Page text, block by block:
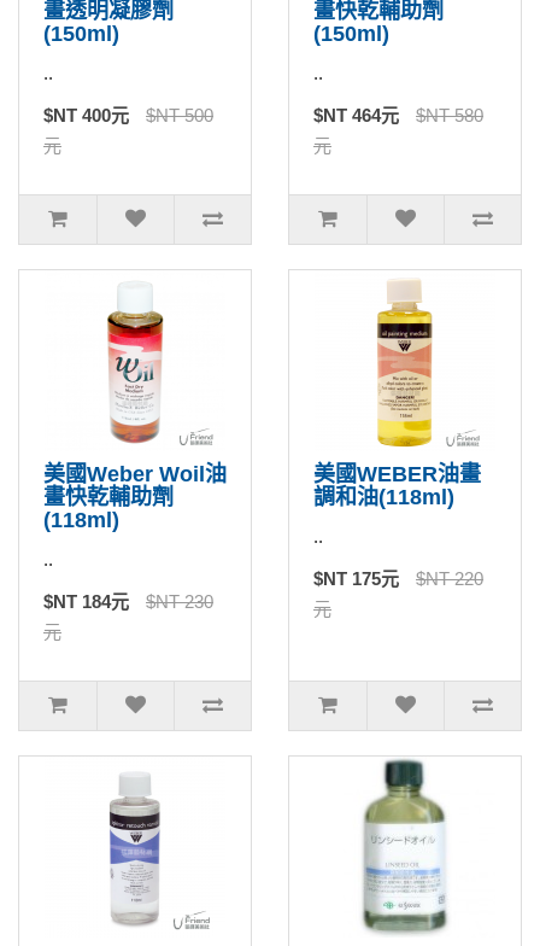
畫透明凝膠劑
(150ml)
..
$NT 400元
$NT 500
元
畫快乾輔助劑
(150ml)
..
$NT 464元
$NT 580
元
美國Weber Woil油
畫快乾輔助劑
(118ml)
..
$NT 184元
$NT 230
元
美國WEBER油畫
調和油(118ml)
..
$NT 175元
$NT 220
元